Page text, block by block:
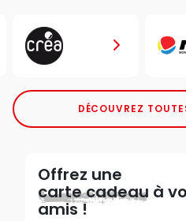
DÉCOUVREZ
Offrez une
carte cadeau à
amis !